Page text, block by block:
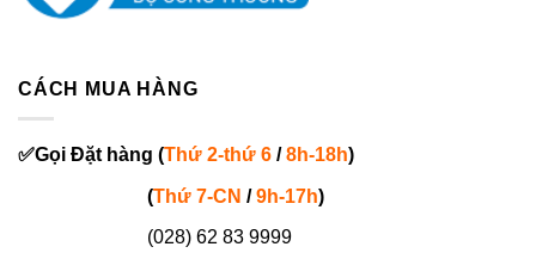
CÁCH MUA HÀNG
✅Gọi Đặt hàng (Thứ 2-thứ 6 /8h-18h)
(Thứ 7-CN /9h-17h)
(028) 62 83 9999